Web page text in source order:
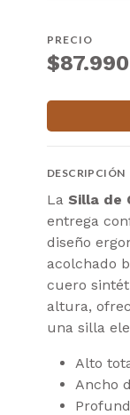
PRECIO
$87.990
DESCRIPCIÓN
La Silla de
entrega
diseño
acolchado
cuero
altura,
una silla
Alto
Ancho